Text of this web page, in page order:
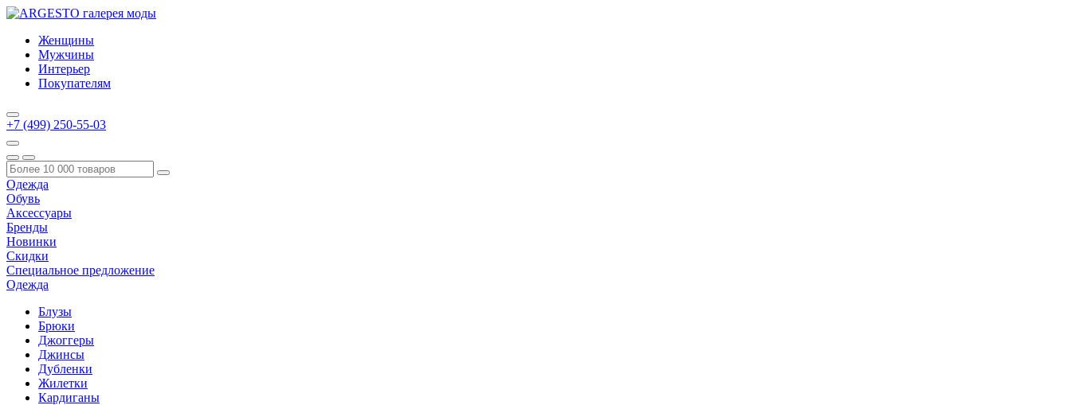
Женщины
Мужчины
Интерьер
Покупателям
+7 (499) 250-55-03
Одежда
Обувь
Аксессуары
Бренды
Новинки
Скидки
Специальное предложение
Одежда
Блузы
Брюки
Джоггеры
Джинсы
Дубленки
Жилетки
Кардиганы